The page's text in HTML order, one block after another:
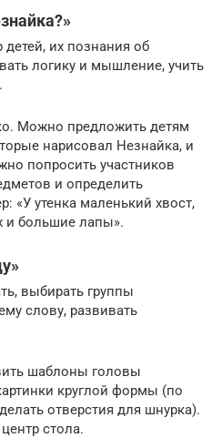
детей, их познания об
логику и мышление, учить
Можно предложить детям
нарисовал Незнайка, и
попросить участников
и определить
«У утенка маленький хвост,
и большие лапы».
выбирать группы
слову, развивать
шаблоны головы
круглой формы (по
отверстия для шнурка).
стола.